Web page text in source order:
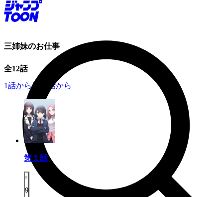
三姉妹のお仕事
全12話
1話から最新話から
第１話
9